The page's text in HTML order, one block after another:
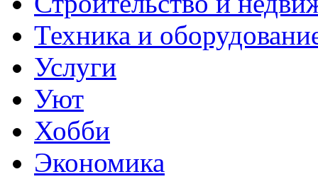
Техника и
Услуги
Уют
Хобби
Экономика